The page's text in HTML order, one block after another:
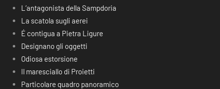
L’antagonista della Sampdoria
La scatola sugli aerei
É contigua a Pietra Ligure
Designano gli oggetti
Odiosa estorsione
Il maresciallo di Proietti
Particolare quadro panoramico